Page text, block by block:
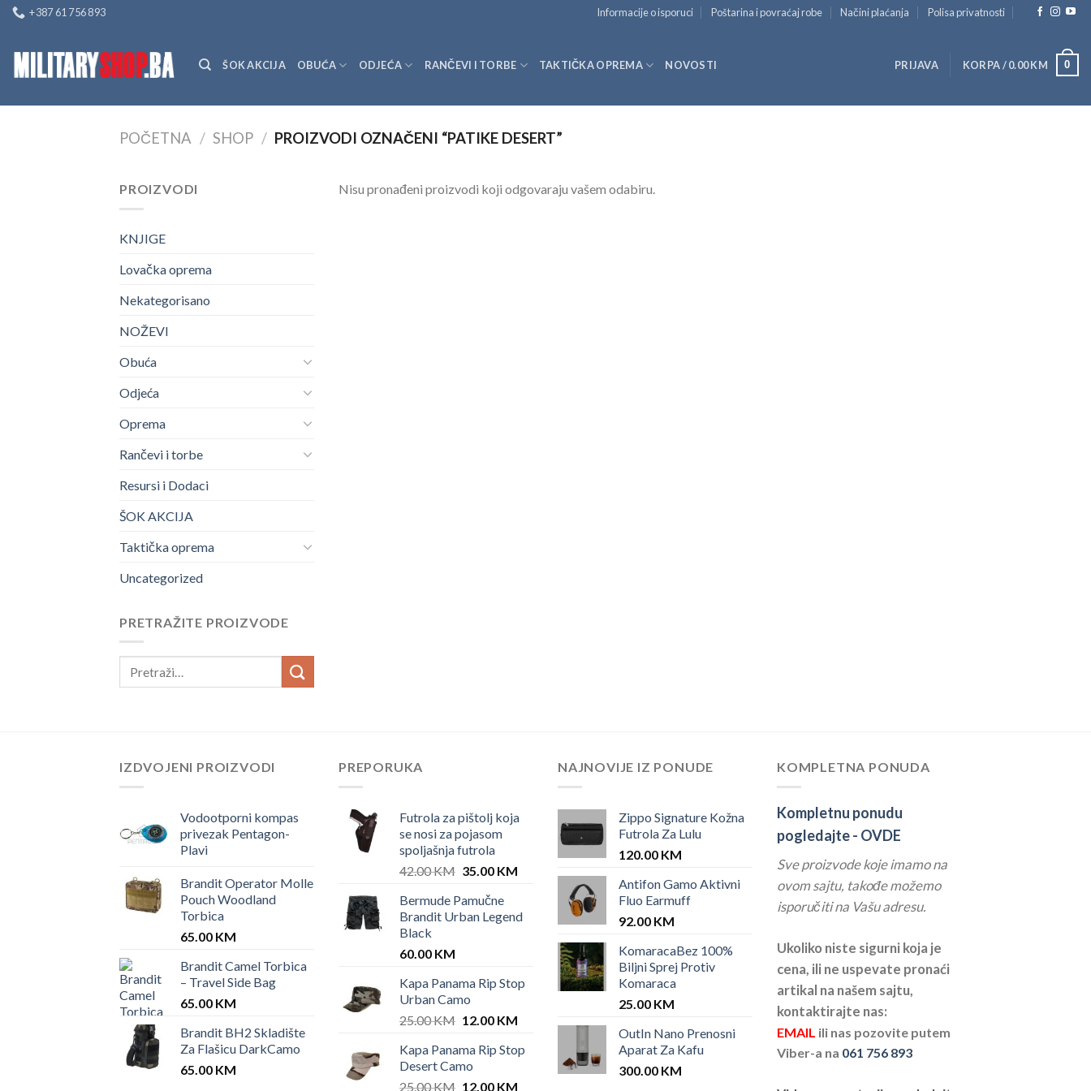
Skip
content
+387 61 756 893 Informacije o isporuci Poštarina i povraćaj robe Načini plaćanja Polisa privatnosti
ŠOK AKCIJA OBUĆA ODJEĆA RANČEVI I TORBE TAKTIČKA OPREMA NOVOSTI PRIJAVA KORPA /0.00KM 0
POČETNA / SHOP / PROIZVODI OZNAČENI “PATIKE DESERT”
PROIZVODI
KNJIGE
Lovačka oprema
Nekategorisano
NOŽEVI
Obuća
Odjeća
Oprema
Rančevi i torbe
Resursi i Dodaci
ŠOK AKCIJA
Taktička oprema
Uncategorized
PRETRAŽITE PROIZVODE
Nisu pronađeni proizvodi koji odgovaraju vašem odabiru.
IZDVOJENI PROIZVODI
Vodootporni kompas
privezak Pentagon-
Plavi
Brandit Operator Molle
Pouch Woodland
Torbica
65.00 KM
Brandit Camel Torbica
– Travel Side Bag
65.00 KM
Brandit BH2 Skladište
Za Flašicu DarkCamo
65.00 KM
PREPORUKA
Futrola za pištolj koja
se nosi za pojasom
spoljašnja futrola
42.00KM Original
was:
42.00 KM.
35.00 KMCurrent
35.00 KM.
Bermude Pamučne
Brandit Urban Legend
Black
60.00 KM
Kapa Panama Rip Stop
Urban Camo
25.00KM Original
was:
25.00 KM.
12.00 KMCurrent
is:
12.00 KM.
Kapa Panama Rip Stop
Desert Camo
25.00KM Original
12.00 KMCurrent
NAJNOVIJE IZ PONUDE
Zippo Signature Kožna
Futrola Za Lulu
120.00 KM
Antifon Gamo Aktivni
Fluo Earmuff
92.00 KM
KomaracaBez 100%
Biljni Sprej Protiv
Komaraca
25.00 KM
OutIn Nano Prenosni
Aparat Za Kafu
300.00 KM
KOMPLETNA PONUDA
Kompletnu ponudu
pogledajte - OVDE
Sve proizvode koje imamo na
ovom sajtu, takođe možemo
isporučiti na Vašu adresu.
Ukoliko niste sigurni koja je
cena, ili ne uspevate pronaći
artikal na našem sajtu,
kontaktirajte nas:
EMAIL ili nas pozovite putem
Viber-a na 061 756 893